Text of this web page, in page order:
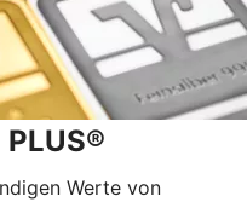
PLUS®
Werte von